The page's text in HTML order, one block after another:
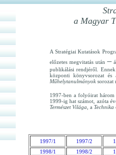
a Magyar
A Stratégiai Kutatások
előzetes megvitatás után –
publikálási rendjéről.
központi könyvsorozat és
Műhelytanulmányok sorozat
1997-ben a folyóirat három
1999-ig hat számot, azóta
Természet Világa, a Technika
1997/1 1997/2
1998/1
1998/2